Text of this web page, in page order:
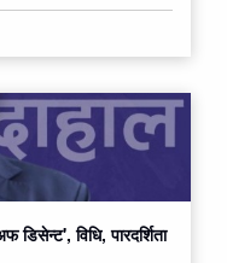
विधि, पारदर्शिता